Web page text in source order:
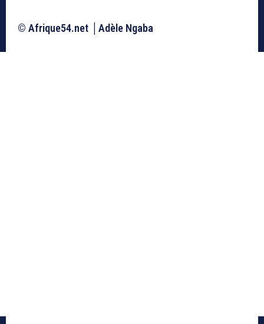
© Afrique54.net │ Adèle Ngaba